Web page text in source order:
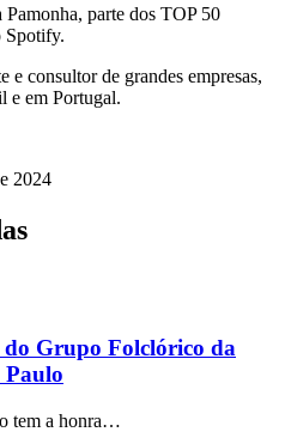
parte dos TOP 50
Spotify.
e consultor de grandes empresas,
e em Portugal.
2024
Grupo Folclórico da
Paulo
tem a honra…